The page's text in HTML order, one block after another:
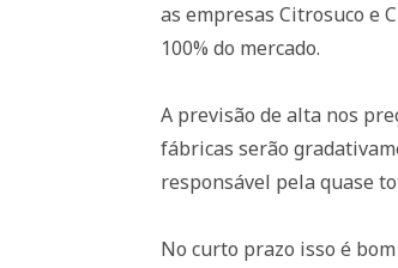
as empresas Citrosuco e
100% do mercado.
A previsão de alta nos
fábricas serão
responsável pela quase
No curto prazo isso é